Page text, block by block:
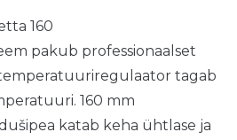
160
pakub professionaalset
tagab
160 mm
katab keha ühtlase ja